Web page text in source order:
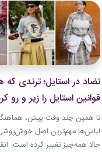
تضاد در استایل؛ ترندی
قوانین استایل را زیر و رو
تا همین چند وقت پیش،
لباس‌ها مهم‌ترین اصل خوش‌پوشی
حالا همه‌چیز تغییر کرده است.